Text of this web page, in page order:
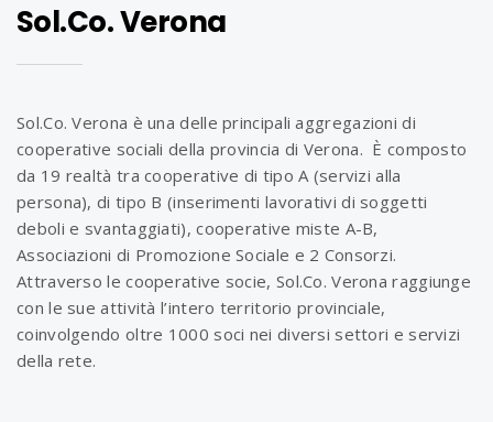
Sol.Co. Verona
Sol.Co. Verona è una delle principali aggregazioni di
cooperative sociali della provincia di Verona. È composto
da 19 realtà tra cooperative di tipo A (servizi alla
persona), di tipo B (inserimenti lavorativi di soggetti
deboli e svantaggiati), cooperative miste A-B,
Associazioni di Promozione Sociale e 2 Consorzi.
Attraverso le cooperative socie, Sol.Co. Verona raggiunge
con le sue attività l’intero territorio provinciale,
coinvolgendo oltre 1000 soci nei diversi settori e servizi
della rete.